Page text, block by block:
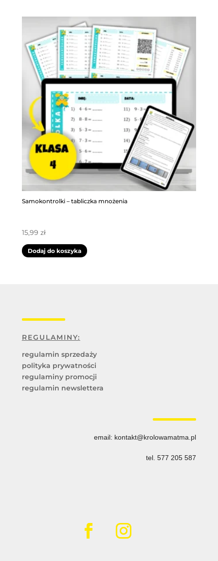
Samokontrolki – tabliczka mnożenia
15,99 zł
Dodaj do koszyka
REGULAMINY:
regulamin sprzedaży
polityka prywatności
regulaminy promocji
regulamin newslettera
email: kontakt@krolowamatma.pl
tel.577 205 587